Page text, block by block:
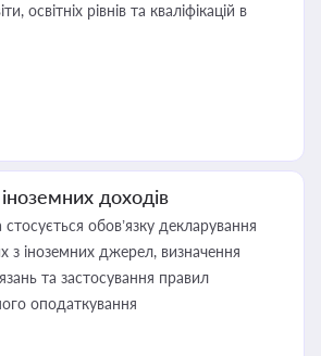
освітніх рівнів та кваліфікацій в
доходів
стосується обов’язку декларування
з іноземних джерел, визначення
та застосування правил
оподаткування